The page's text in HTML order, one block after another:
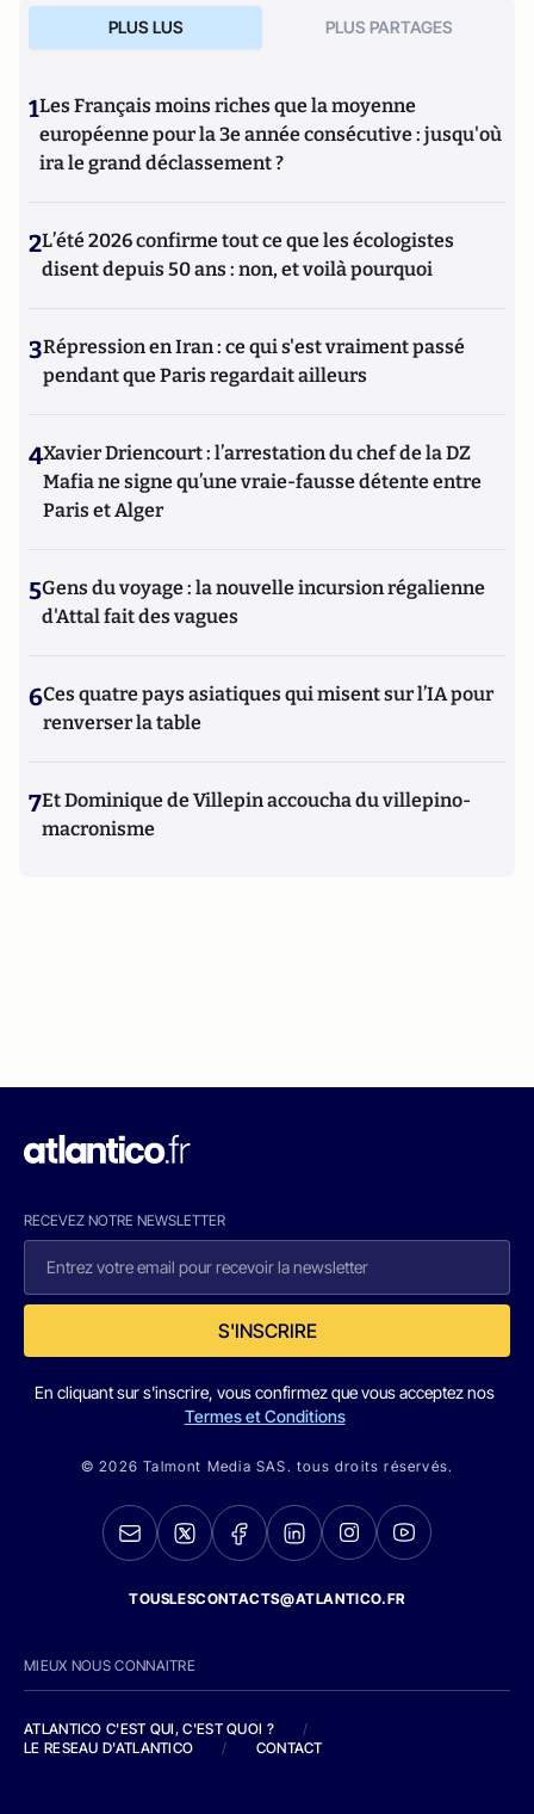
PLUS LUS PLUS PARTAGES
1Les Français moins riches que la moyenne
européenne pour la 3e année consécutive : jusqu'où
ira le grand déclassement ?
2L’été 2026 confirme tout ce que les écologistes
disent depuis 50 ans : non, et voilà pourquoi
3Répression en Iran : ce qui s'est vraiment passé
pendant que Paris regardait ailleurs
4Xavier Driencourt : l’arrestation du chef de la DZ
Mafia ne signe qu’une vraie-fausse détente entre
Paris et Alger
5Gens du voyage : la nouvelle incursion régalienne
d'Attal fait des vagues
6Ces quatre pays asiatiques qui misent sur l’IA pour
renverser la table
7Et Dominique de Villepin accoucha du villepino-
macronisme
RECEVEZ NOTRE NEWSLETTER
S'INSCRIRE
En cliquant sur s'inscrire, vous confirmez que vous acceptez nos
Termes et Conditions
© 2026 Talmont Media SAS. tous droits réservés.
TOUSLESCONTACTS@ATLANTICO.FR
MIEUX NOUS CONNAITRE
ATLANTICO C'EST QUI, C'EST QUOI ?
/
LE RESEAU D'ATLANTICO
/ CONTACT